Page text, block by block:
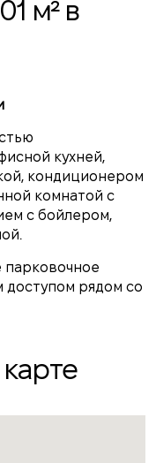
м² в
кухней,
кондиционером
комнатой с
с бойлером,
парковочное
доступом рядом со